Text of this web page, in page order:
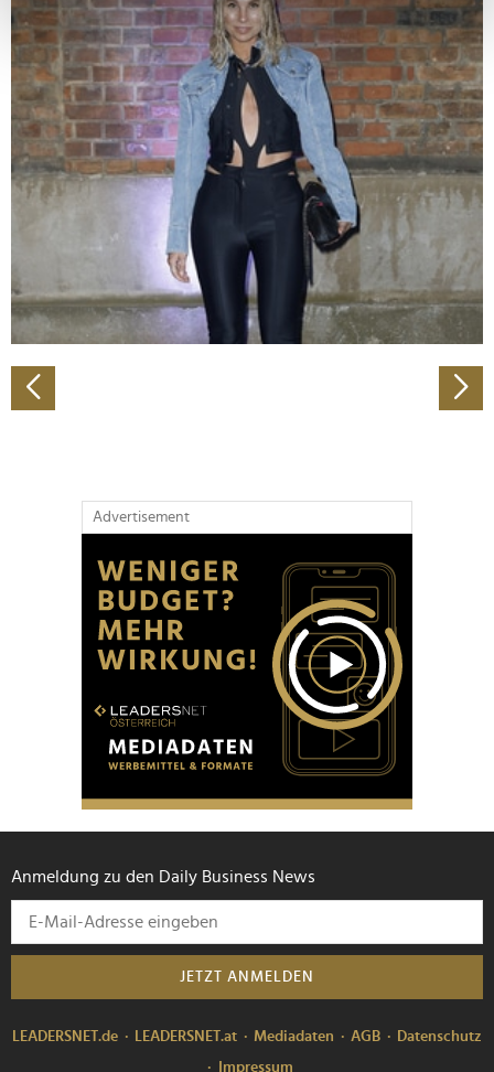
bestimmten Merkmalen (Fingerprinting) identifizieren
Erfahren Sie mehr darüber, wie Ihre persönlichen Daten
verarbeitet werden, und legen Sie Ihre Präferenzen im
Abschnitt Einzelheitenfest.
Wir verwenden Cookies, um Inhalte und Anzeigen zu
personalisieren, Funktionen für soziale Medien anbieten
zu können und die Zugriffe auf unsere Website zu
analysieren. Außerdem geben wir Informationen zu Ihrer
Verwendung unserer Website an unsere Partner für
soziale Medien, Werbung und Analysen weiter. Unsere
Partner führen diese Informationen möglicherweise mit
weiteren Daten zusammen, die Sie ihnen bereitgestellt
gesammelt haben.
Advertisement
Anmeldung zu den Daily Business News
JETZT ANMELDEN
LEADERSNET.de LEADERSNET.at Mediadaten AGB
Datenschutz
Impressum